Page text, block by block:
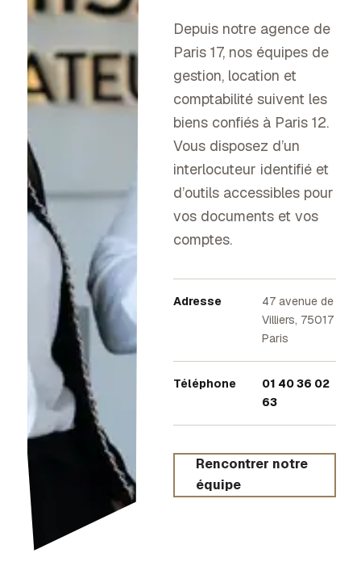
Depuis notre agence de
Paris 17, nos équipes de
gestion, location et
comptabilité suivent les
biens confiés à Paris 12.
Vous disposez d’un
interlocuteur identifié et
d’outils accessibles pour
vos documents et vos
comptes.
Adresse
47 avenue de
Villiers, 75017
Paris
Téléphone
01 40 36 02
63
Rencontrer notre
équipe